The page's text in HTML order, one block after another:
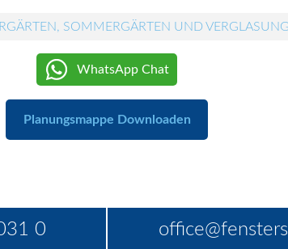
SOMMERGÄRTEN UND
WhatsApp Chat
Planungsmappe Downloaden
0